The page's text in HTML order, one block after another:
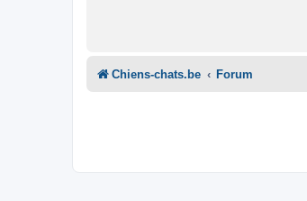
Chiens-chats.be Forum